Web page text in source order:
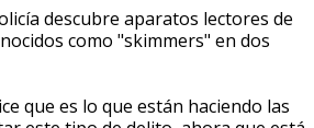
descubre aparatos lectores de
como "skimmers" en dos
que es lo que están haciendo las